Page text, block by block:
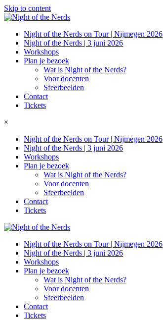
Skip to content
Night of the Nerds on Tour | Nijmegen 2026
Night of the Nerds | 3 juni 2026
Workshops
Plan je bezoek
Wat is Night of the Nerds?
Voor docenten
Sfeerbeelden
Contact
Tickets
×
Night of the Nerds on Tour | Nijmegen 2026
Night of the Nerds | 3 juni 2026
Workshops
Plan je bezoek
Wat is Night of the Nerds?
Voor docenten
Sfeerbeelden
Contact
Tickets
Night of the Nerds on Tour | Nijmegen 2026
Night of the Nerds | 3 juni 2026
Workshops
Plan je bezoek
Wat is Night of the Nerds?
Voor docenten
Sfeerbeelden
Contact
Tickets